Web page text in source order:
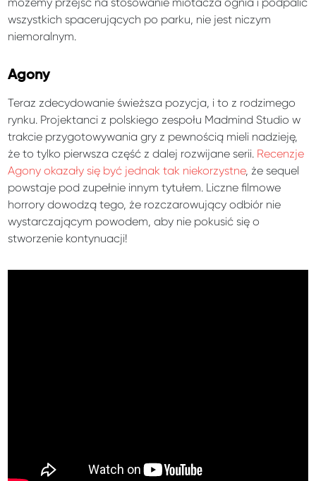
wszystkich spacerujących po parku, nie jest niczym
niemoralnym.
Agony
Teraz zdecydowanie świeższa pozycja, i to z rodzimego
rynku. Projektanci z polskiego zespołu Madmind Studio w
trakcie przygotowywania gry z pewnością mieli nadzieję,
że to tylko pierwsza część z dalej rozwijane serii. Recenzje
Agony okazały się być jednak tak niekorzystne, że sequel
powstaje pod zupełnie innym tytułem. Liczne filmowe
horrory dowodzą tego, że rozczarowujący odbiór nie
wystarczającym powodem, aby nie pokusić się o
stworzenie kontynuacji!